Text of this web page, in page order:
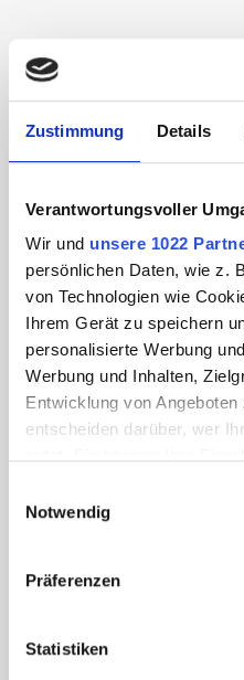
Zustimmung Details
Verantwortungsvoller
Wir und unsere 1022
persönlichen Daten, wie z.
von Technologien wie
Ihrem Gerät zu speichern
personalisierte Werbung
Werbung und Inhalten,
Entwicklung von
entscheiden darüber, wer
Trigger Symbol ändern oder
Informationen über
können
Notwendig
Präferenzen
Statistiken